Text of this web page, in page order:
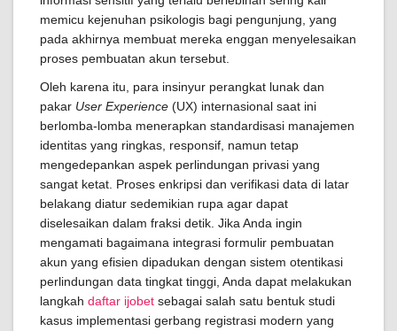
memicu kejenuhan psikologis bagi pengunjung, yang
pada akhirnya membuat mereka enggan menyelesaikan
proses pembuatan akun tersebut.
Oleh karena itu, para insinyur perangkat lunak dan
pakar User Experience (UX) internasional saat ini
berlomba-lomba menerapkan standardisasi manajemen
identitas yang ringkas, responsif, namun tetap
mengedepankan aspek perlindungan privasi yang
sangat ketat. Proses enkripsi dan verifikasi data di latar
belakang diatur sedemikian rupa agar dapat
diselesaikan dalam fraksi detik. Jika Anda ingin
mengamati bagaimana integrasi formulir pembuatan
akun yang efisien dipadukan dengan sistem otentikasi
perlindungan data tingkat tinggi, Anda dapat melakukan
langkah daftar ijobet sebagai salah satu bentuk studi
kasus implementasi gerbang registrasi modern yang